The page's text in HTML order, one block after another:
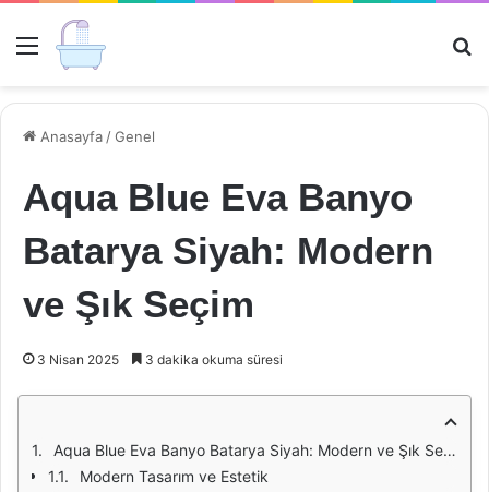
Menü
Anasayfa /Genel
Aqua Blue Eva Banyo
Batarya Siyah: Modern
ve Şık Seçim
3 Nisan 2025 3 dakika okuma süresi
Aqua Blue Eva Banyo Batarya Siyah: Modern ve Şık Seçim
Modern Tasarım ve Estetik